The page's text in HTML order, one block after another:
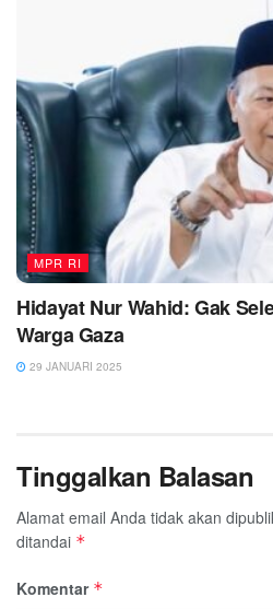
MPR RI
Hidayat Nur Wahid: Gak
Warga Gaza
29 JANUARI 2025
Tinggalkan Balasan
Alamat email Anda tidak akan
ditandai *
Komentar *